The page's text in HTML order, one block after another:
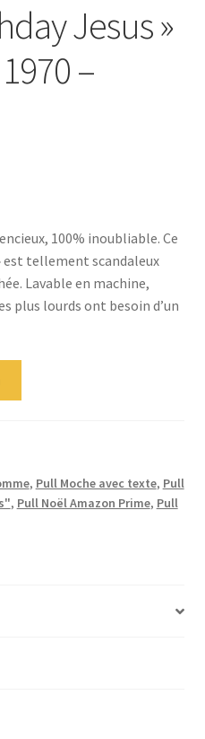
Jesus »
–
100% inoubliable. Ce
est tellement scandaleux
Lavable en machine,
plus lourds ont besoin d’un
, Pull Moche avec texte, Pull
, Pull Noël Amazon Prime, Pull